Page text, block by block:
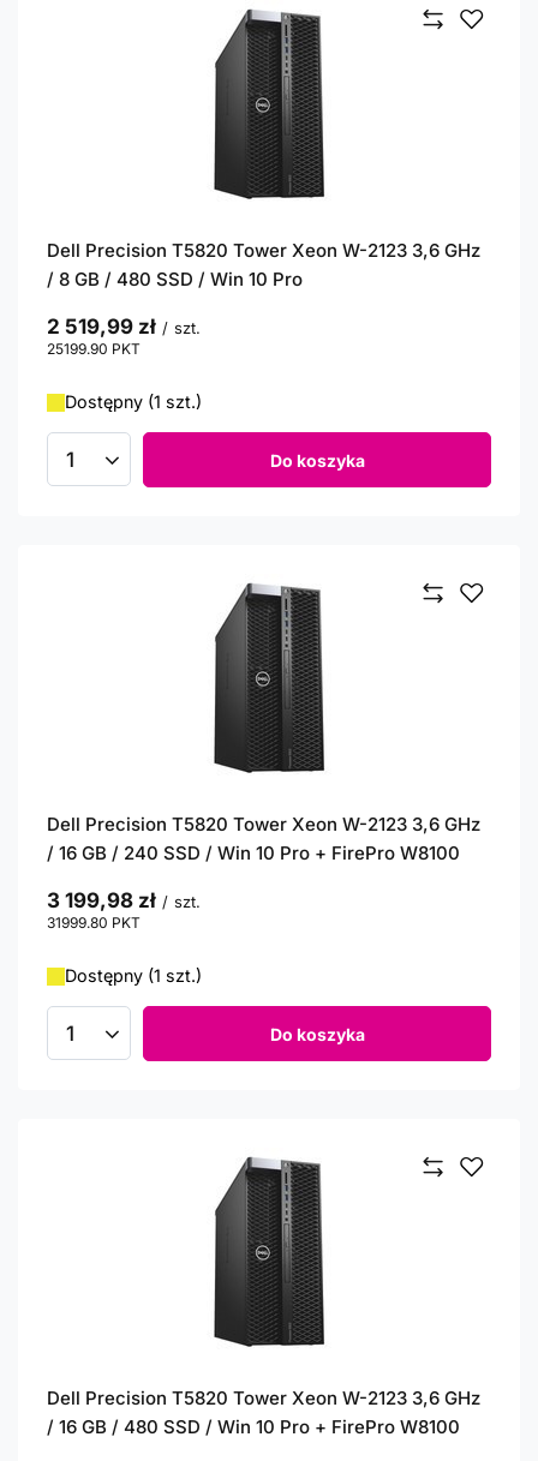
Dell Precision T5820 Tower Xeon W-2123 3,6 GHz
/ 8 GB / 480 SSD / Win 10 Pro
2 519,99 zł / szt.
25199.90 PKT
Dostępny (1 szt.)
Ilość produktów Do koszyka
Dell Precision T5820 Tower Xeon W-2123 3,6 GHz
/ 16 GB / 240 SSD / Win 10 Pro + FirePro W8100
3 199,98 zł / szt.
31999.80 PKT
Dostępny (1 szt.)
Ilość produktów Do koszyka
Dell Precision T5820 Tower Xeon W-2123 3,6 GHz
/ 16 GB / 480 SSD / Win 10 Pro + FirePro W8100